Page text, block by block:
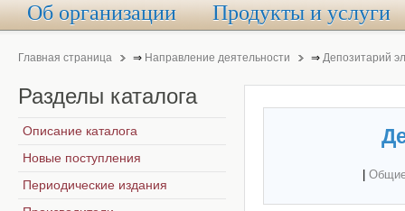
Об организации Продукты и услуги
Главная страница ⇒ Направление деятельности ⇒ Депозитарий
Разделы каталога
Описание каталога
Новые поступления
Периодические издания